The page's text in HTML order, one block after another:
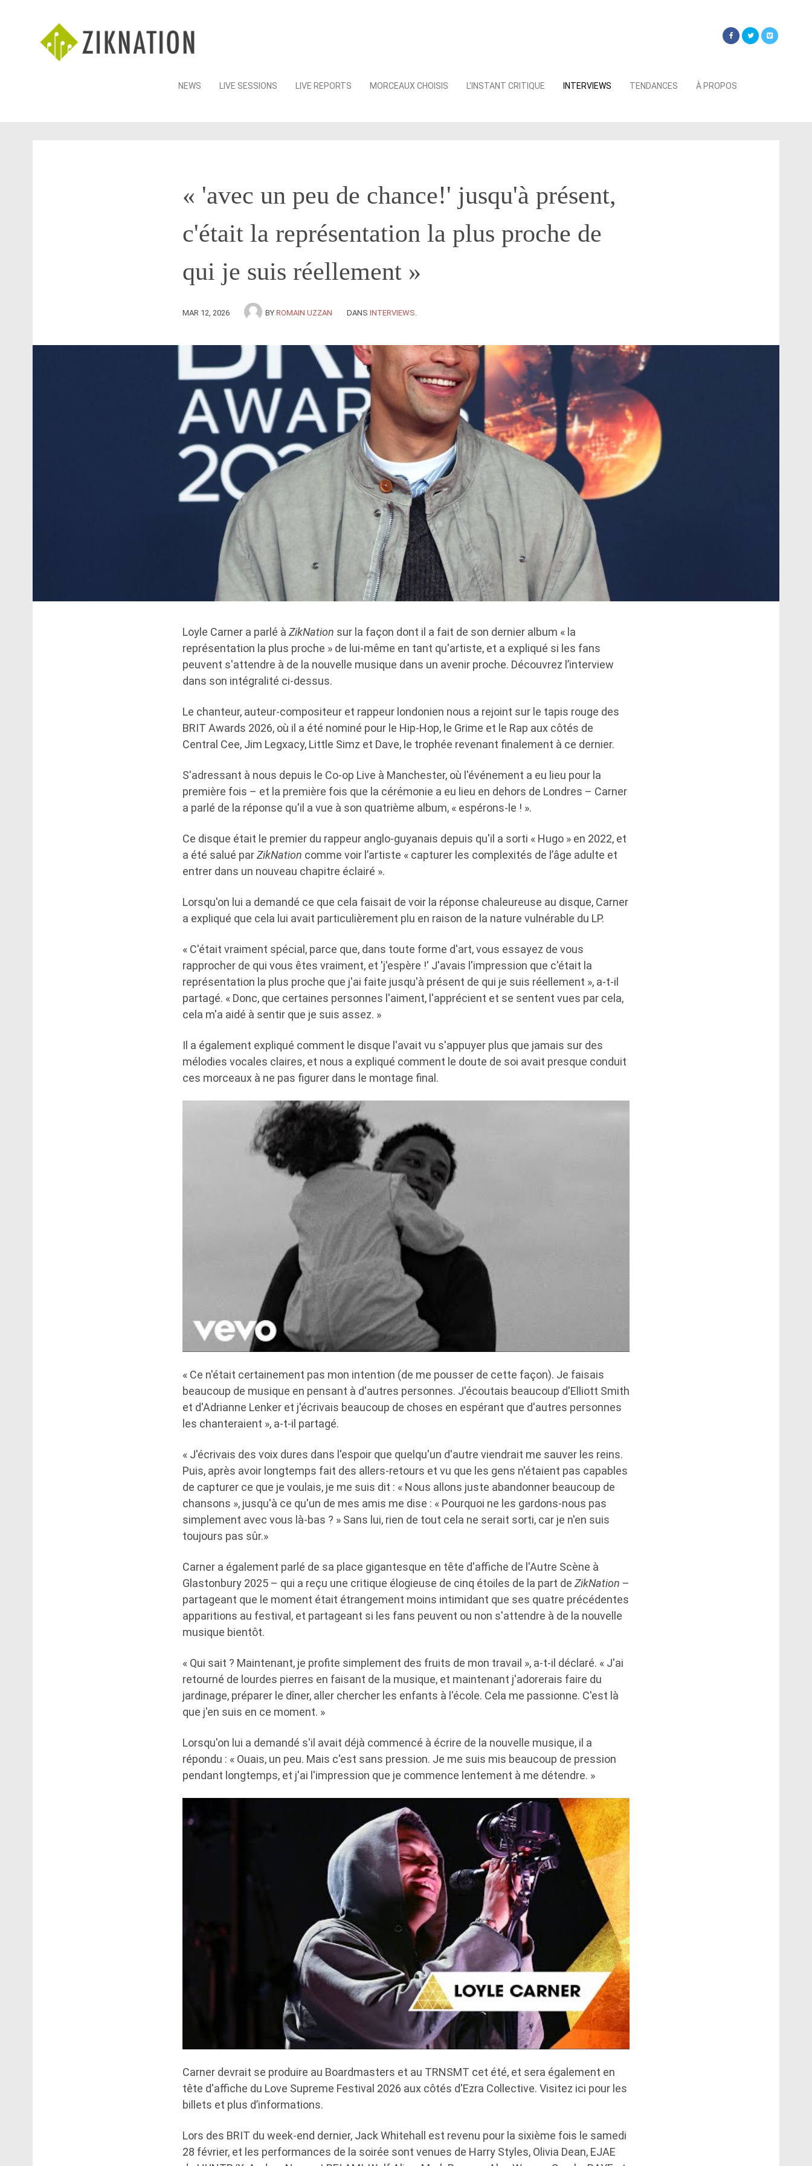
Skip
NEWS LIVE SESSIONS LIVE REPORTS MORCEAUX CHOISIS L’INSTANT CRITIQUE INTERVIEWS TENDANCES À PROPOS
« 'avec un peu de chance!' jusqu'à présent,
c'était la représentation la plus proche de
qui je suis réellement »
MAR 12, 2026 BY ROMAIN UZZAN DANS INTERVIEWS
Loyle Carner a parlé à ZikNation sur la façon dont il a fait de son dernier album « la
représentation la plus proche » de lui-même en tant qu'artiste, et a expliqué si les fans
peuvent s'attendre à de la nouvelle musique dans un avenir proche. Découvrez l’interview
dans son intégralité ci-dessus.
Le chanteur, auteur-compositeur et rappeur londonien nous a rejoint sur le tapis rouge des
BRIT Awards 2026, où il a été nominé pour le Hip-Hop, le Grime et le Rap aux côtés de
Central Cee, Jim Legxacy, Little Simz et Dave, le trophée revenant finalement à ce dernier.
S'adressant à nous depuis le Co-op Live à Manchester, où l'événement a eu lieu pour la
première fois – et la première fois que la cérémonie a eu lieu en dehors de Londres – Carner
a parlé de la réponse qu'il a vue à son quatrième album, « espérons-le ! ».
Ce disque était le premier du rappeur anglo-guyanais depuis qu'il a sorti « Hugo » en 2022, et
a été salué parZikNation comme voir l’artiste « capturer les complexités de l’âge adulte et
entrer dans un nouveau chapitre éclairé ».
Lorsqu'on lui a demandé ce que cela faisait de voir la réponse chaleureuse au disque, Carner
a expliqué que cela lui avait particulièrement plu en raison de la nature vulnérable du LP.
« C'était vraiment spécial, parce que, dans toute forme d'art, vous essayez de vous
rapprocher de qui vous êtes vraiment, et 'j'espère !' J'avais l'impression que c'était la
représentation la plus proche que j'ai faite jusqu'à présent de qui je suis réellement », a-t-il
partagé. « Donc, que certaines personnes l'aiment, l'apprécient et se sentent vues par cela,
cela m'a aidé à sentir que je suis assez. »
Il a également expliqué comment le disque l'avait vu s'appuyer plus que jamais sur des
mélodies vocales claires, et nous a expliqué comment le doute de soi avait presque conduit
ces morceaux à ne pas figurer dans le montage final.
« Ce n'était certainement pas mon intention (de me pousser de cette façon). Je faisais
beaucoup de musique en pensant à d'autres personnes. J'écoutais beaucoup d'Elliott Smith
et d'Adrianne Lenker et j'écrivais beaucoup de choses en espérant que d'autres personnes
les chanteraient », a-t-il partagé.
« J'écrivais des voix dures dans l'espoir que quelqu'un d'autre viendrait me sauver les reins.
Puis, après avoir longtemps fait des allers-retours et vu que les gens n'étaient pas capables
de capturer ce que je voulais, je me suis dit : « Nous allons juste abandonner beaucoup de
chansons », jusqu'à ce qu'un de mes amis me dise : « Pourquoi ne les gardons-nous pas
simplement avec vous là-bas ? » Sans lui, rien de tout cela ne serait sorti, car je n'en suis
toujours pas sûr.»
Carner a également parlé de sa place gigantesque en tête d'affiche de l'Autre Scène à
Glastonbury 2025 – qui a reçu une critique élogieuse de cinq étoiles de la part de ZikNation –
partageant que le moment était étrangement moins intimidant que ses quatre précédentes
apparitions au festival, et partageant si les fans peuvent ou non s'attendre à de la nouvelle
musique bientôt.
« Qui sait ? Maintenant, je profite simplement des fruits de mon travail », a-t-il déclaré. « J'ai
retourné de lourdes pierres en faisant de la musique, et maintenant j'adorerais faire du
jardinage, préparer le dîner, aller chercher les enfants à l'école. Cela me passionne. C'est là
que j'en suis en ce moment. »
Lorsqu'on lui a demandé s'il avait déjà commencé à écrire de la nouvelle musique, il a
répondu : « Ouais, un peu. Mais c'est sans pression. Je me suis mis beaucoup de pression
pendant longtemps, et j'ai l'impression que je commence lentement à me détendre. »
Carner devrait se produire au Boardmasters et au TRNSMT cet été, et sera également en
tête d'affiche du Love Supreme Festival 2026 aux côtés d'Ezra Collective. Visitez ici pour les
billets et plus d’informations.
Lors des BRIT du week-end dernier, Jack Whitehall est revenu pour la sixième fois le samedi
28 février, et les performances de la soirée sont venues de Harry Styles, Olivia Dean, EJAE